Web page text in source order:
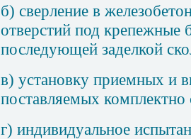
б) сверление в
отверстий под крепежные
последующей заделкой
в) установку приемных и
поставляемых
г) индивидуальное